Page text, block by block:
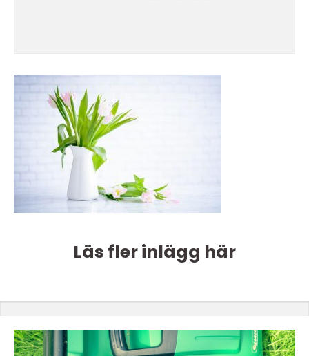
Läs fler inlägg här